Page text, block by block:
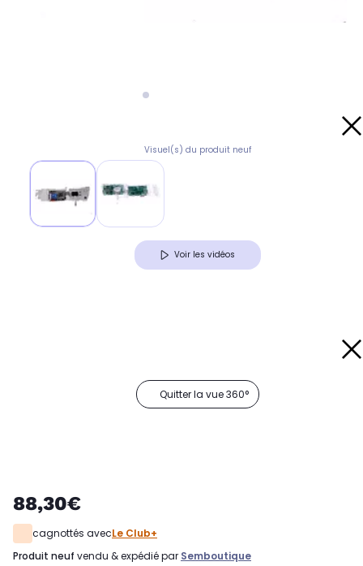
Visuel(s) du produit neuf
Voir les vidéos
Quitter la vue 360°
88,30€
cagnottés avecLe Club+
produit neuf vendu & expédié par Semboutique